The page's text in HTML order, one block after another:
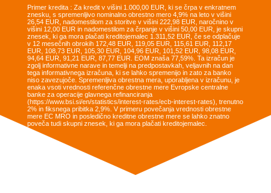
Primer kredita : Za kredit v višini 1.000,00 EUR, ki se črpa v enkratnem
znesku, s spremenljivo nominalno obrestno mero 4,9% na leto v višini
26,54 EUR, nadomestilom za storitve v višini 222,98 EUR, naročnino v
višini 12,00 EUR in nadomestilom za črpanje v višini 50,00 EUR, je skupni
znesek, ki ga mora plačati kreditojemalec 1.311,52 EUR, če se odplačuje
v 12 mesečnih obrokih 172,48 EUR, 119,05 EUR, 115,61 EUR, 112,17
EUR, 108,73 EUR, 105,30 EUR, 104,96 EUR, 101,52 EUR, 98,08 EUR,
94,64 EUR, 91,21 EUR, 87,77 EUR. EOM znaša 77,59%. Ta izračun je
zgolj informativne narave in temelji na predpostavkah, veljavnih na dan
tega informativnega izračuna, ki se lahko spremenijo in zato za banko
niso zavezujoče. Spremenljiva obrestna mera, uporabljena v izračunu, je
enaka vsoti vrednosti referenčne obrestne mere Evropske centralne
banke za operacije glavnega refinanciranja
(https://www.bsi.si/en/statistics/interest-rates/ecb-interest-rates), trenutno
2% in fiksnega pribitka 2,9%. V primeru povečanja vrednosti obrestne
mere EC MRO in posledično kreditne obrestne mere se lahko znatno
poveča tudi skupni znesek, ki ga mora plačati kreditojemalec.